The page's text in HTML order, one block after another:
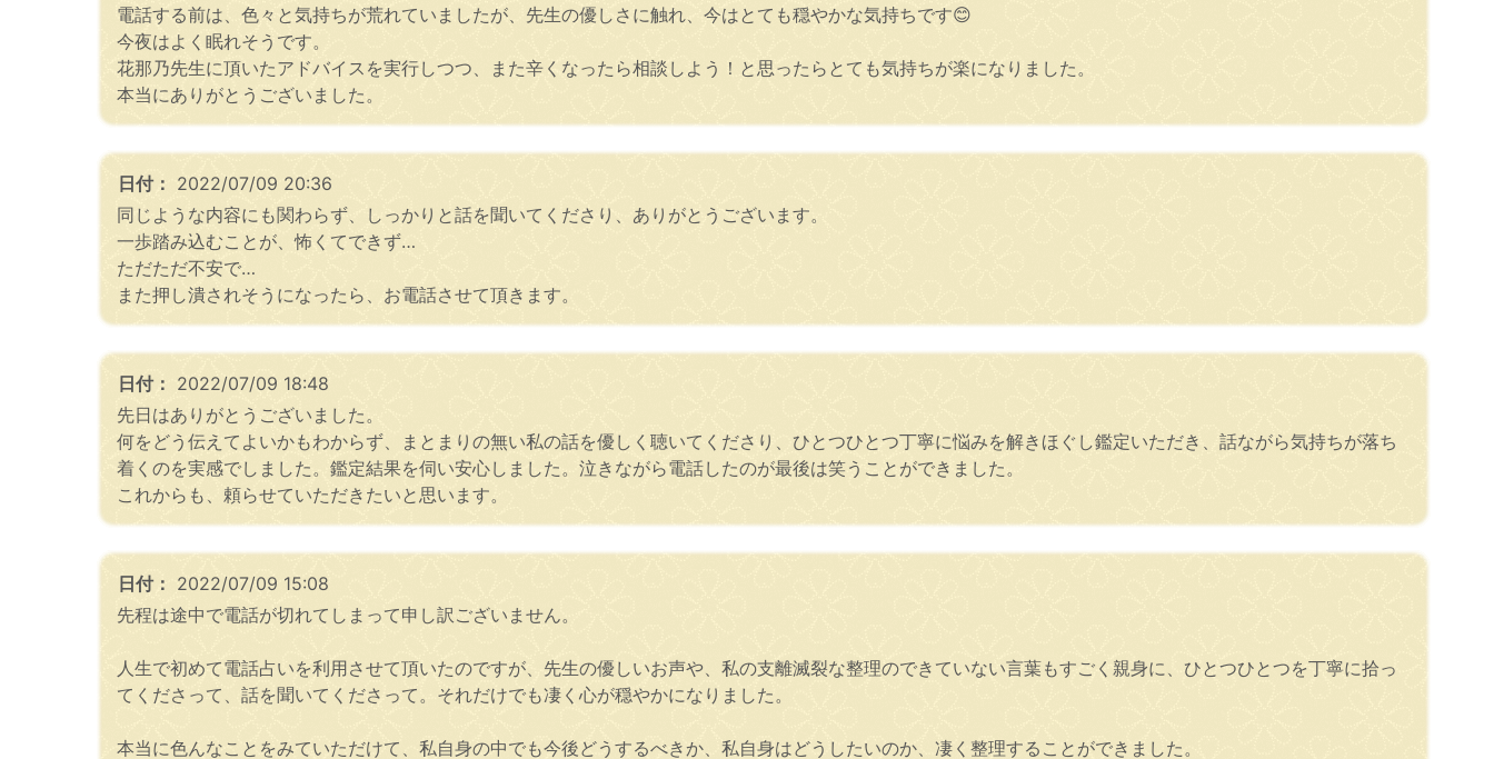
電話する前は、色々と気持ちが荒れていましたが、先生の優しさに触れ、今はとても穏やかな気持ちです😊
今夜はよく眠れそうです。
花那乃先生に頂いたアドバイスを実行しつつ、また辛くなったら相談しよう！と思ったらとても気持ちが楽になりました。
本当にありがとうございました。
日付： 2022/07/09 20:36
同じような内容にも関わらず、しっかりと話を聞いてくださり、ありがとうございます。
一歩踏み込むことが、怖くてできず…
ただただ不安で…
また押し潰されそうになったら、お電話させて頂きます。
日付： 2022/07/09 18:48
先日はありがとうございました。
何をどう伝えてよいかもわからず、まとまりの無い私の話を優しく聴いてくださり、ひとつひとつ丁寧に悩みを解きほぐし鑑定いただき、話ながら気持ちが落ち
着くのを実感でしました。鑑定結果を伺い安心しました。泣きながら電話したのが最後は笑うことができました。
これからも、頼らせていただきたいと思います。
日付： 2022/07/09 15:08
先程は途中で電話が切れてしまって申し訳ございません。
人生で初めて電話占いを利用させて頂いたのですが、先生の優しいお声や、私の支離滅裂な整理のできていない言葉もすごく親身に、ひとつひとつを丁寧に拾っ
てくださって、話を聞いてくださって。それだけでも凄く心が穏やかになりました。
本当に色んなことをみていただけて、私自身の中でも今後どうするべきか、私自身はどうしたいのか、凄く整理することができました。